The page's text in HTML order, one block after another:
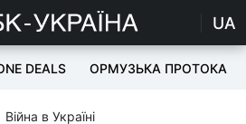
UA
DEALS ОРМУЗЬКА ПРОТОКА
Війна в Україні